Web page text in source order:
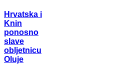
Hrvatska i
Knin
ponosno
slave
obljetnicu
Oluje